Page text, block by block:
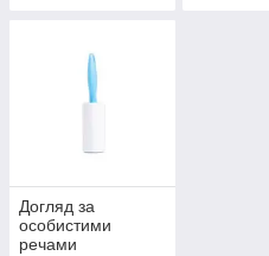
Догляд за
особистими
речами